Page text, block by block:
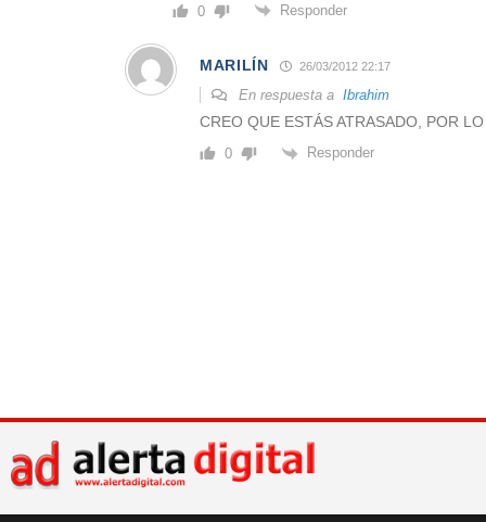
0 Responder
MARILÍN 26/03/2012 22:17
En respuesta a Ibrahim
CREO QUE ESTÁS ATRASADO, POR
0 Responder